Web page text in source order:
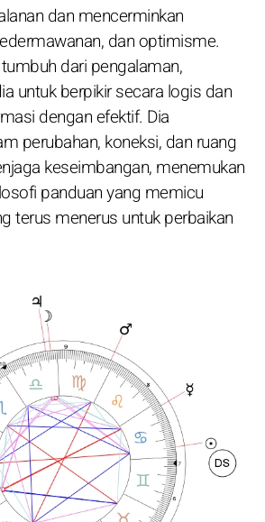
dan mencerminkan
dan optimisme.
dari pengalaman,
untuk berpikir secara logis dan
dengan efektif. Dia
perubahan, koneksi, dan ruang
keseimbangan, menemukan
panduan yang memicu
terus menerus untuk perbaikan